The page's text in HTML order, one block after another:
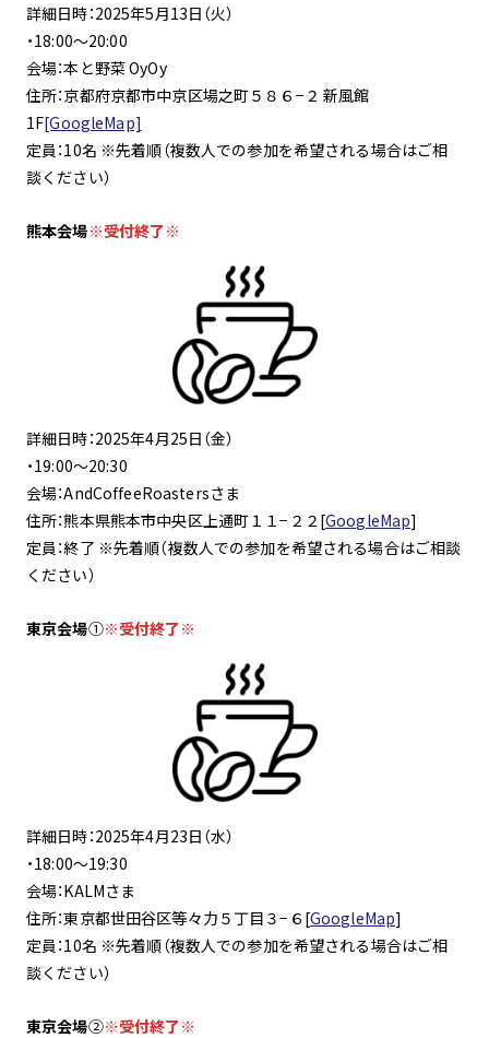
詳細日時：2025年5月13日（火）
・18:00～20:00
会場：本と野菜 OyOy
住所：京都府京都市中京区場之町５８６−２ 新風館
1F[GoogleMap]
定員：10名 ※先着順（複数人での参加を希望される場合はご相
談ください）
熊本会場※受付終了※
詳細日時：2025年4月25日（金）
・19:00～20:30
会場：AndCoffeeRoastersさま
住所：熊本県熊本市中央区上通町１１−２２[GoogleMap]
定員：終了 ※先着順（複数人での参加を希望される場合はご相談
ください）
東京会場①※受付終了※
詳細日時：2025年4月23日（水）
・18:00～19:30
会場：KALMさま
住所：東京都世田谷区等々力５丁目３−６[GoogleMap]
定員：10名 ※先着順（複数人での参加を希望される場合はご相
談ください）
東京会場②※受付終了※